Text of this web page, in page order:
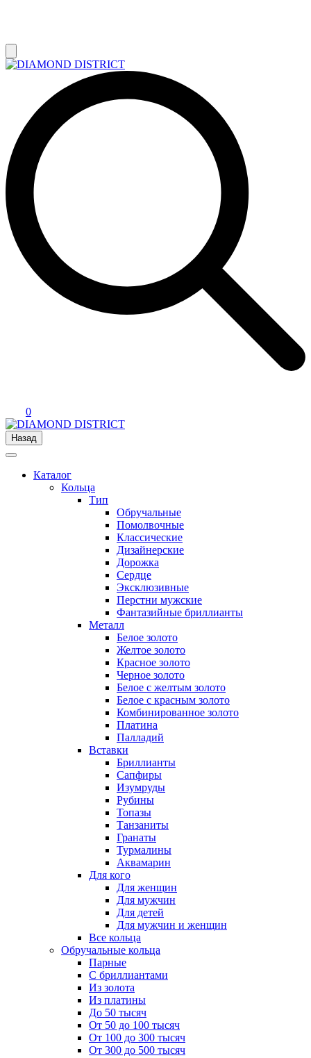
0
Назад
Каталог
Кольца
Тип
Обручальные
Помолвочные
Классические
Дизайнерские
Дорожка
Сердце
Эксклюзивные
Перстни мужские
Фантазийные бриллианты
Металл
Белое золото
Желтое золото
Красное золото
Черное золото
Белое с желтым золото
Белое с красным золото
Комбинированное золото
Платина
Палладий
Вставки
Бриллианты
Сапфиры
Изумруды
Рубины
Топазы
Танзаниты
Гранаты
Турмалины
Аквамарин
Для кого
Для женщин
Для мужчин
Для детей
Для мужчин и женщин
Все кольца
Обручальные кольца
Парные
С бриллиантами
Из золота
Из платины
До 50 тысяч
От 50 до 100 тысяч
От 100 до 300 тысяч
От 300 до 500 тысяч